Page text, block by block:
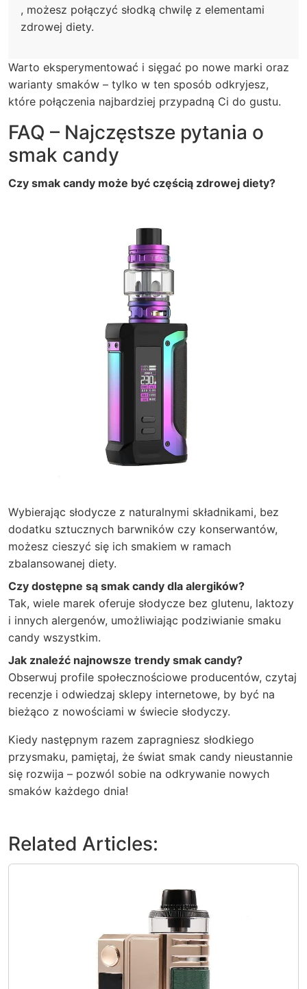
, możesz połączyć słodką chwilę z elementami
zdrowej diety.
Warto eksperymentować i sięgać po nowe marki oraz
warianty smaków – tylko w ten sposób odkryjesz,
które połączenia najbardziej przypadną Ci do gustu.
FAQ – Najczęstsze pytania o
smak candy
Czy smak candy może być częścią zdrowej diety?
Wybierając słodycze z naturalnymi składnikami, bez
dodatku sztucznych barwników czy konserwantów,
możesz cieszyć się ich smakiem w ramach
zbalansowanej diety.
Czy dostępne są smak candy dla alergików?
Tak, wiele marek oferuje słodycze bez glutenu, laktozy
i innych alergenów, umożliwiając podziwianie smaku
candy wszystkim.
Jak znaleźć najnowsze trendy smak candy?
Obserwuj profile społecznościowe producentów, czytaj
recenzje i odwiedzaj sklepy internetowe, by być na
bieżąco z nowościami w świecie słodyczy.
Kiedy następnym razem zapragniesz słodkiego
przysmaku, pamiętaj, że świat smak candy nieustannie
się rozwija – pozwól sobie na odkrywanie nowych
smaków każdego dnia!
Related Articles: